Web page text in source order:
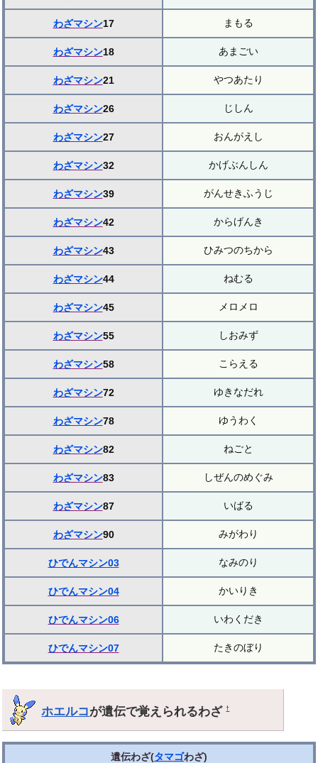
わざマシン17 まもる
わざマシン18 あまごい
わざマシン21 やつあたり
わざマシン26 じしん
わざマシン27 おんがえし
わざマシン32 かげぶんしん
わざマシン39 がんせきふうじ
わざマシン42 からげんき
わざマシン43 ひみつのちから
わざマシン44 ねむる
わざマシン45 メロメロ
わざマシン55 しおみず
わざマシン58 こらえる
わざマシン72 ゆきなだれ
わざマシン78 ゆうわく
わざマシン82 ねごと
わざマシン83 しぜんのめぐみ
わざマシン87 いばる
わざマシン90 みがわり
ひでんマシン03 なみのり
ひでんマシン04 かいりき
ひでんマシン06 いわくだき
ひでんマシン07 たきのぼり
ホエルコが遺伝で覚えられるわざ†
遺伝わざ(タマゴわざ)